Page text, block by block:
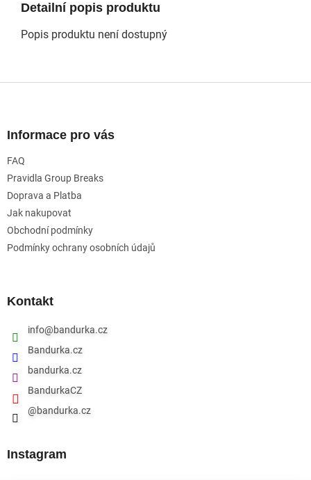
Detailní popis produktu
Popis produktu není dostupný
Informace pro vás
FAQ
Pravidla Group Breaks
Doprava a Platba
Jak nakupovat
Obchodní podmínky
Podmínky ochrany osobních údajů
Kontakt
info@bandurka.cz
Bandurka.cz
bandurka.cz
BandurkaCZ
@bandurka.cz
Instagram